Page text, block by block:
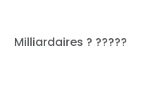
Milliardaires ? ?????